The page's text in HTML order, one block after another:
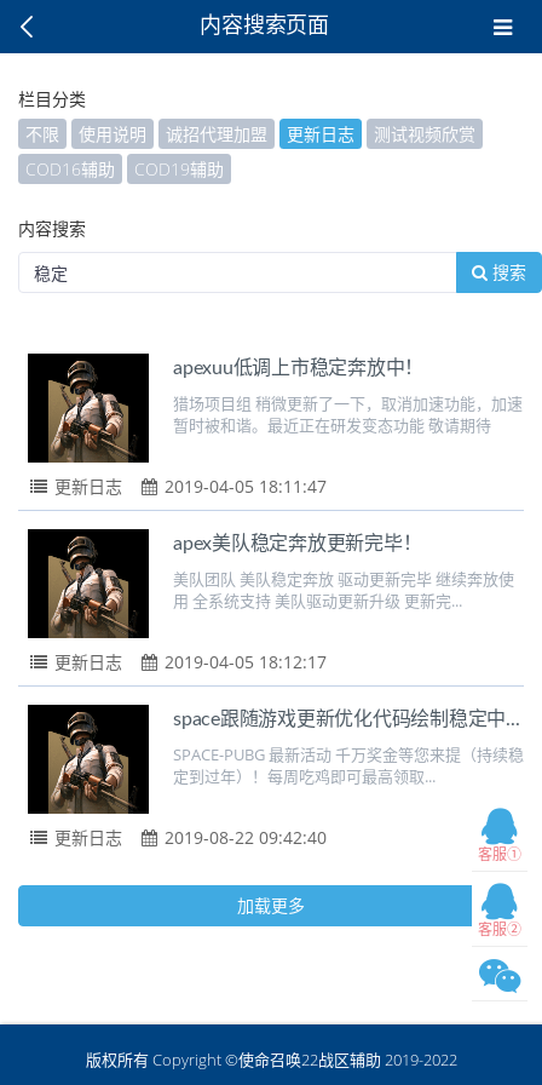
客服①
客服②
内容搜索页面
栏目分类
不限
使用说明 诚招代理加盟 更新日志
测试视频欣赏
COD16辅助
COD19辅助
内容搜索
搜索
apexuu低调上市稳定奔放中！
猎场项目组 稍微更新了一下，取消加速功能，加速
暂时被和谐。最近正在研发变态功能 敬请期待
更新日志 2019-04-05 18:11:47
apex美队稳定奔放更新完毕！
美队团队 美队稳定奔放 驱动更新完毕 继续奔放使
用 全系统支持 美队驱动更新升级 更新完...
更新日志 2019-04-05 18:12:17
space跟随游戏更新优化代码绘制稳定中...
SPACE-PUBG 最新活动 千万奖金等您来提（持续稳
定到过年）！每周吃鸡即可最高领取...
更新日志 2019-08-22 09:42:40
加载更多
版权所有 Copyright ©使命召唤22战区辅助 2019-2022